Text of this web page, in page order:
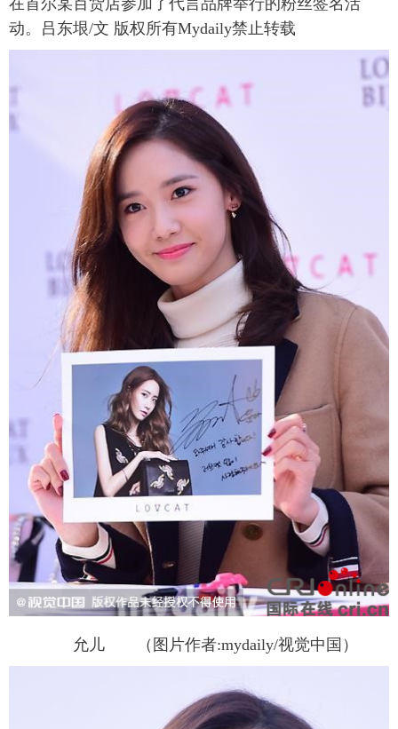
动。吕东垠/文 版权所有Mydaily禁止转载
允儿 （图片作者:mydaily/视觉中国）